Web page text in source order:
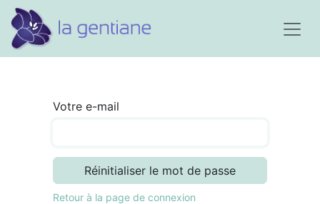
Votre e-mail
Réinitialiser le mot de passe
Retour à la page de connexion